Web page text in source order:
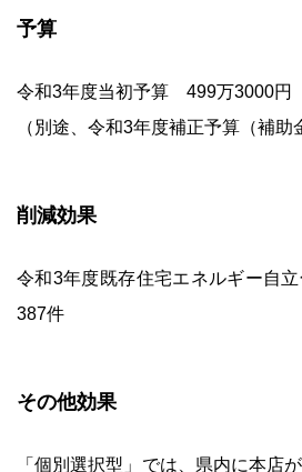
予算
令和3年度当初予算 499万3000円
（別途、令和3年度補正予算（補助
削減効果
令和3年度既存住宅エネルギー自
387件
その他効果
「個別選択型」では、県内に本店